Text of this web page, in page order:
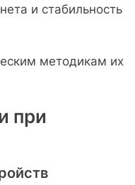
и стабильность
методикам их
при